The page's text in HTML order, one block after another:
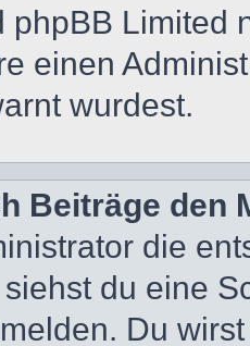
phpBB Limited
einen
wurdest.
Beiträge den
die
du eine
Du